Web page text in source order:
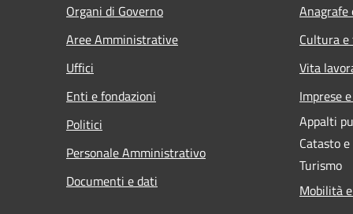
Organi di Governo
Aree Amministrative
Uffici
Enti e fondazioni
Politici
Personale Amministrativo
Documenti e dati
Cultura
Vita
Imprese
Appalti
Catasto
Turismo
Mobilità